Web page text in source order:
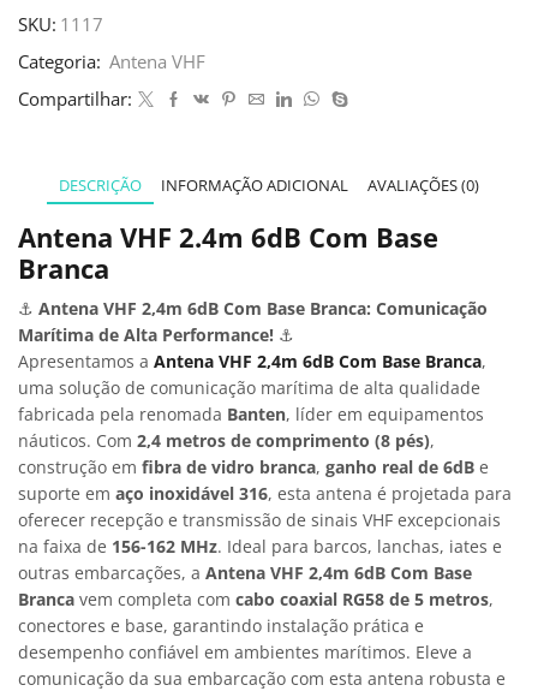
SKU: 1117
Categoria: Antena VHF
Compartilhar:
DESCRIÇÃO INFORMAÇÃO ADICIONAL AVALIAÇÕES (0)
Antena VHF 2.4m 6dB Com Base
Branca
⚓ Antena VHF 2,4m 6dB Com Base Branca: Comunicação
Marítima de Alta Performance! ⚓
Apresentamos a Antena VHF 2,4m 6dB Com Base Branca,
uma solução de comunicação marítima de alta qualidade
fabricada pela renomada Banten, líder em equipamentos
náuticos. Com 2,4 metros de comprimento (8 pés),
construção em fibra de vidro branca, ganho real de 6dB e
suporte em aço inoxidável 316, esta antena é projetada para
oferecer recepção e transmissão de sinais VHF excepcionais
na faixa de 156-162 MHz. Ideal para barcos, lanchas, iates e
outras embarcações, a Antena VHF 2,4m 6dB Com Base
Branca vem completa com cabo coaxial RG58 de 5 metros,
conectores e base, garantindo instalação prática e
desempenho confiável em ambientes marítimos. Eleve a
comunicação da sua embarcação com esta antena robusta e